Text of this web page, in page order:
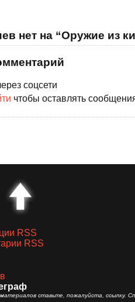
нет на “Оружие из
соцсети
чтобы оставлять
RSS
RSS
ставьте, пожалуйста, ссылку.